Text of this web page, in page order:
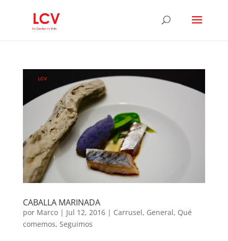
CABALLA MARINADA
por Marco| Jul 12, 2016| Carrusel, General, Qué
comemos, Seguimos